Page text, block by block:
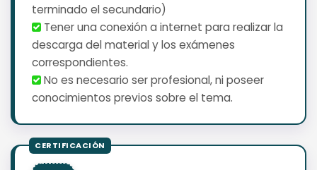
terminado el secundario)
Tener una conexión a internet para realizar la
descarga del material y los exámenes
correspondientes.
No es necesario ser profesional, ni poseer
conocimientos previos sobre el tema.